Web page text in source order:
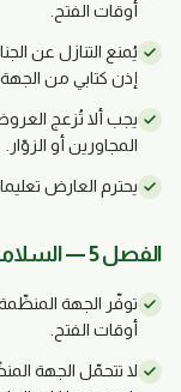
أوقات الفتح.
يُمنع التنازل عن
إذن كتابي من
يجب ألا تُزعج
المجاورين أو الزوّار.
يحترم العارض
الفصل 5 — السلامة والتأمين والحراسة
توفّر الجهة
أوقات الفتح.
لا تتحمّل الجهة